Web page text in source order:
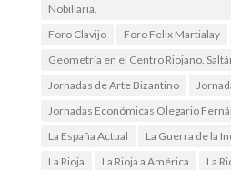
Nobiliaria.
Foro Clavijo
Foro Felix Martialay
Geometría en el Centro Riojano.
Jornadas de Arte Bizantino
Jornadas Económicas Olegario
La España Actual
La Guerra de la
La Rioja
La Rioja a América
La